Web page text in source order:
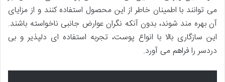
می توانند با اطمینان خاطر از این محصول استفاده کنند و از مزایای
آن بهره مند شوند، بدون آنکه نگران عوارض جانبی ناخواسته باشند.
این سازگاری بالا با انواع پوست، تجربه استفاده ای دلپذیر و بی
دردسر را فراهم می آورد.